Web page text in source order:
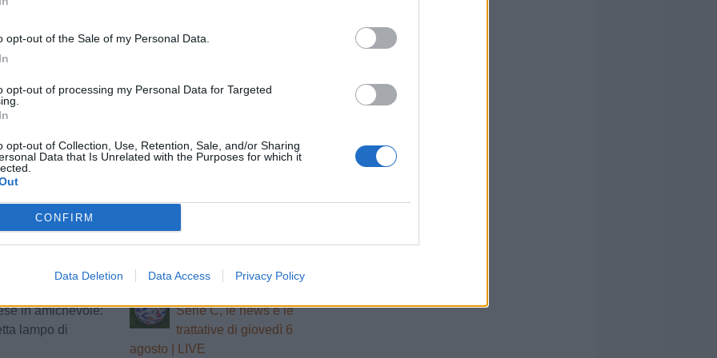
opt-out of the Sale of my Personal Data.
opt-out of processing my Personal Data for Targeted
opt-out of Collection, Use, Retention, Sale, and/or Sharing
Data that Is Unrelated with the Purposes for which it
CONFIRM
Data Deletion Data Access Privacy Policy
Guai Catania,
la scadenza
possibile
in classifica
l'arrivo di Gioele Zacchi
Coppitelli:
ancora
si attende l'inizio
Milano in amichevole:
Dell'Orco già decisivo
in amichevole:
lampo di
Serie C, le news e le
trattative di giovedì 6
agosto | LIVE